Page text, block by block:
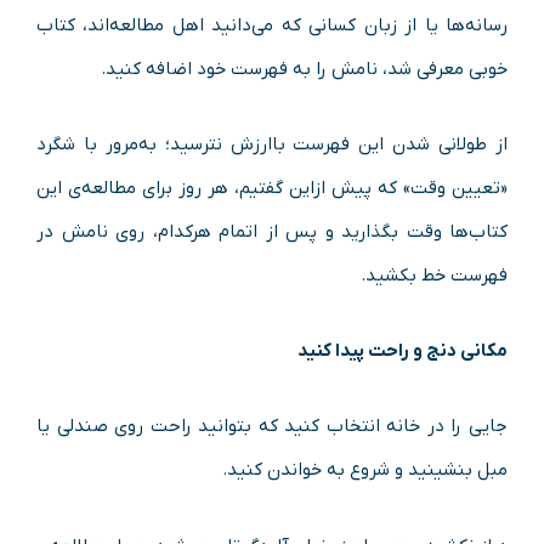
رسانه‌ها یا از زبان کسانی که می‌دانید اهل مطالعه‌اند، کتاب
خوبی معرفی شد، نامش را به فهرست خود اضافه کنید.
از طولانی شدن این فهرست باارزش نترسید؛ به‌مرور با شگرد
«تعیین وقت» که پیش ازاین گفتیم، هر روز برای مطالعه‌ی این
کتاب‌ها وقت بگذارید و پس از اتمام هرکدام، روی نامش در
فهرست خط بکشید.
مکانی دنج و راحت پیدا کنید
جایی را در خانه انتخاب کنید که بتوانید راحت روی صندلی یا
مبل بنشینید و شروع به خواندن کنید.